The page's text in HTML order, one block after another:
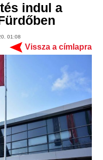
indul a
01:08
Vissza a címlapra